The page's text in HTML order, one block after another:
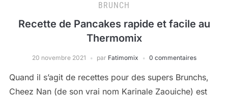
BRUNCH
Recette de Pancakes rapide et facile au
Thermomix
20 novembre 2021 par Fatimomix 0 commentaires
Quand il s’agit de recettes pour des supers Brunchs,
Cheez Nan (de son vrai nom Karinale Zaouiche) est